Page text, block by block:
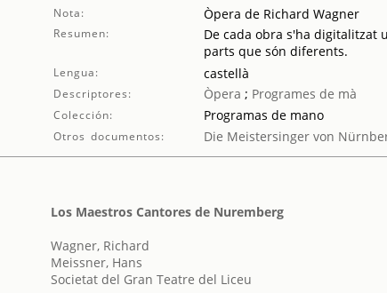
Nota: Òpera de Richard Wagner
Resumen:
De cada obra s'ha digitalitzat
parts que són diferents.
Lengua: castellà
Descriptores: Òpera ; Programes de mà
Colección: Programas de mano
Otros documentos: Die Meistersinger von
Los Maestros Cantores de Nuremberg
Wagner, Richard
Meissner, Hans
Societat del Gran Teatre del Liceu